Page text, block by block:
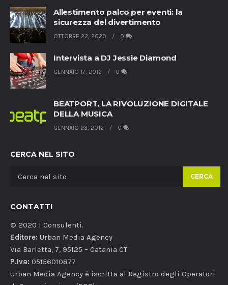
Allestimento palco per eventi: la
sicurezza del divertimento
OTTOBRE 22, 2020 0
Intervista a DJ Jessie Diamond
GENNAIO 17, 2012 0
BEATPORT, LA RIVOLUZIONE DIGITALE
DELLA MUSICA
GENNAIO 23, 2012 0
CERCA NEL SITO
CERCA
CONTATTI
© 2020 I Consulenti.
Editore: Urban Media Agency
Via Barletta, 7, 95125 – Catania CT
P.Iva: 05156010877
Urban Media Agency è iscritta al Registro degli Operatori